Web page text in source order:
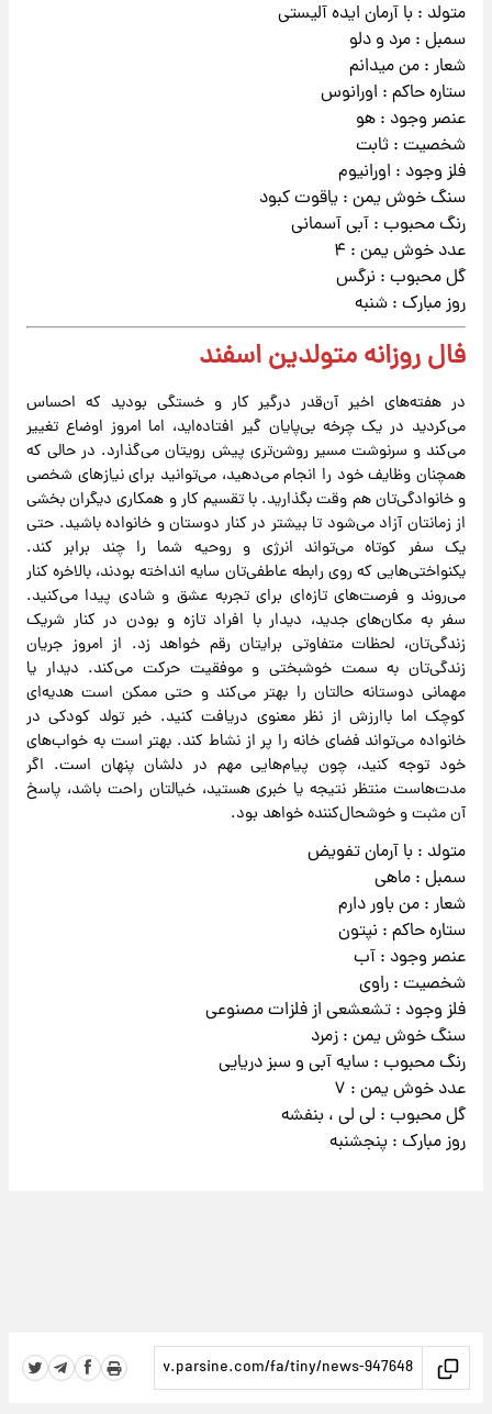
متولد : با آرمان ایده آلیستی
سمبل : مرد و دلو
شعار : من میدانم
ستاره حاکم : اورانوس
عنصر وجود : هو
شخصیت : ثابت
فلز وجود : اورانیوم
سنگ خوش یمن : یاقوت کبود
رنگ محبوب : آبی آسمانی
عدد خوش یمن : ۴
گل محبوب : نرگس
روز مبارک : شنبه
فال روزانه متولدین اسفند
در هفته‌های اخیر آن‌قدر درگیر کار و خستگی بودید که احساس
می‌کردید در یک چرخه بی‌پایان گیر افتاده‌اید، اما امروز اوضاع تغییر
می‌کند و سرنوشت مسیر روشن‌تری پیش رویتان می‌گذارد. در حالی که
همچنان وظایف خود را انجام می‌دهید، می‌توانید برای نیازهای شخصی
و خانوادگی‌تان هم وقت بگذارید. با تقسیم کار و همکاری دیگران بخشی
از زمانتان آزاد می‌شود تا بیشتر در کنار دوستان و خانواده باشید. حتی
یک سفر کوتاه می‌تواند انرژی و روحیه شما را چند برابر کند.
یکنواختی‌هایی که روی رابطه عاطفی‌تان سایه انداخته بودند، بالاخره کنار
می‌روند و فرصت‌های تازه‌ای برای تجربه عشق و شادی پیدا می‌کنید.
سفر به مکان‌های جدید، دیدار با افراد تازه و بودن در کنار شریک
زندگی‌تان، لحظات متفاوتی برایتان رقم خواهد زد. از امروز جریان
زندگی‌تان به سمت خوشبختی و موفقیت حرکت می‌کند. دیدار یا
مهمانی دوستانه حالتان را بهتر می‌کند و حتی ممکن است هدیه‌ای
کوچک اما باارزش از نظر معنوی دریافت کنید. خبر تولد کودکی در
خانواده می‌تواند فضای خانه را پر از نشاط کند. بهتر است به خواب‌های
خود توجه کنید، چون پیام‌هایی مهم در دلشان پنهان است. اگر
مدت‌هاست منتظر نتیجه یا خبری هستید، خیالتان راحت باشد، پاسخ
آن مثبت و خوشحال‌کننده خواهد بود.
متولد : با آرمان تفویض
سمبل : ماهی
شعار : من باور دارم
ستاره حاکم : نپتون
عنصر وجود : آب
شخصیت : راوی
فلز وجود : تشعشعی از فلزات مصنوعی
سنگ خوش یمن : زمرد
رنگ محبوب : سایه آبی و سبز دریایی
عدد خوش یمن : ۷
گل محبوب : لی لی ، بنفشه
روز مبارک : پنجشنبه